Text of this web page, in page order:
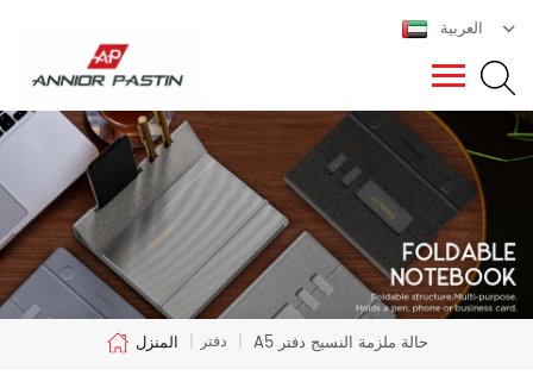
العربية
المنزل | دفتر | A5 حالة ملزمة النسيج دفتر